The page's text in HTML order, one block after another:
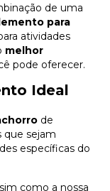
de uma
para
atividades
melhor
pode oferecer.
Ideal
de
que sejam
específicas do
como a nossa